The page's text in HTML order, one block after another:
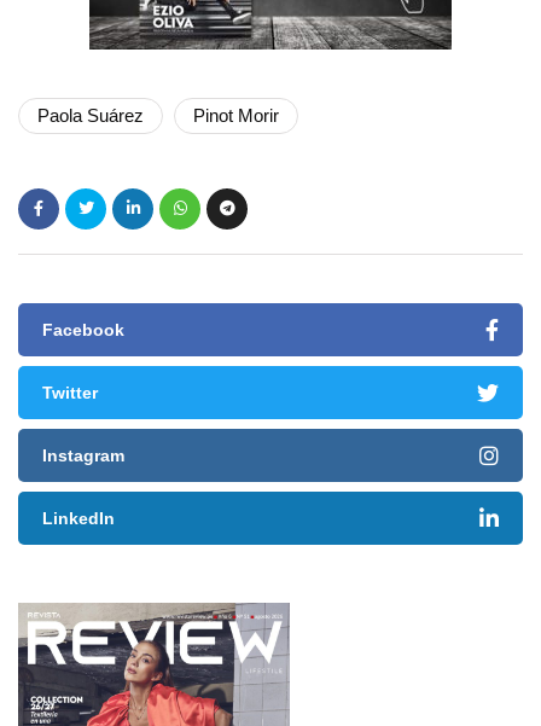
Paola Suárez Pinot Morir
Facebook
Twitter
Instagram
LinkedIn